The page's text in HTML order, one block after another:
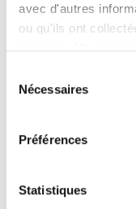
avec d'autres
ou qu'ils ont
Nécessaires
Préférences
Statistiques